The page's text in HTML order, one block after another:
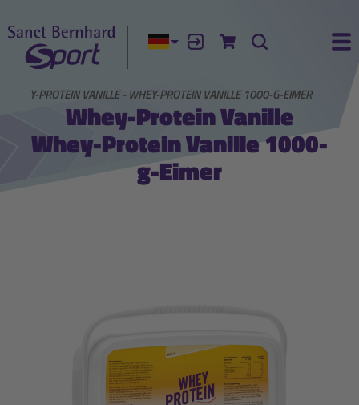
Aktuelle Sprache:
AnmeldenZum Warenkorb
Suche
WHEY-PROTEIN VANILLE - WHEY-PROTEIN VANILLE 1000-G-EIMER
Whey-Protein Vanille
Whey-Protein Vanille 1000-
g-Eimer